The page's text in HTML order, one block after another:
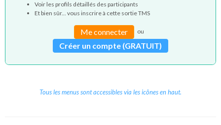
Voir les profils détaillés des participants
Et bien sûr... vous inscrire à cette sortie TMS
Me connecter ou
Créer un compte (GRATUIT)
Tous les menus sont accessibles via les icônes en haut.